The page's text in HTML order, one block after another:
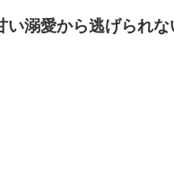
溺愛から逃げられな